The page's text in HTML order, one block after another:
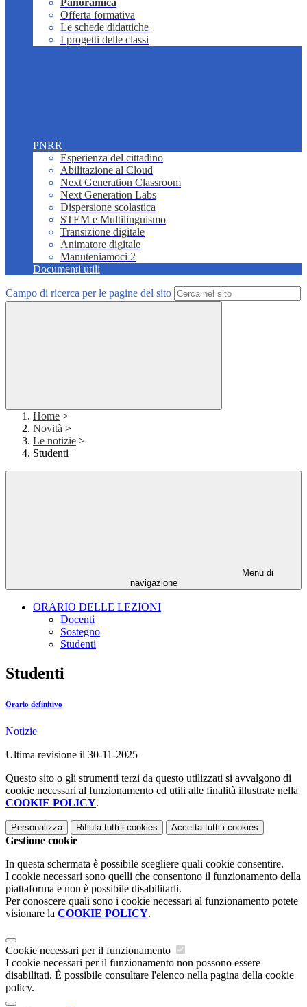
Panoramica
Offerta formativa
Le schede didattiche
I progetti delle classi
PNRR
Esperienza del cittadino
Abilitazione al Cloud
Next Generation Classroom
Next Generation Labs
Dispersione scolastica
STEM e Multilinguismo
Transizione digitale
Animatore digitale
Manuteniamoci 2
Documenti utili
Campo di ricerca per le pagine del sito
Home >
Novità >
Le notizie >
Studenti
Menu di
navigazione
ORARIO DELLE LEZIONI
Docenti
Sostegno
Studenti
Studenti
Orario definitivo
Notizie
Ultima revisione il 30-11-2025
Questo sito o gli strumenti terzi da questo utilizzati si avvalgono di
cookie necessari al funzionamento ed utili alle finalità illustrate nella
COOKIE POLICY.
Personalizza Rifiuta tutti i cookies Accetta tutti i cookies
Gestione cookie
In questa schermata è possibile scegliere quali cookie consentire.
I cookie necessari sono quelli che consentono il funzionamento della
piattaforma e non è possibile disabilitarli.
Per conoscere quali sono i cookie necessari al funzionamento potete
visionare la COOKIE POLICY.
Cookie necessari per il funzionamento
I cookie necessari per il funzionamento non possono essere
disabilitati. È possibile consultare l'elenco nella pagina della cookie
policy.